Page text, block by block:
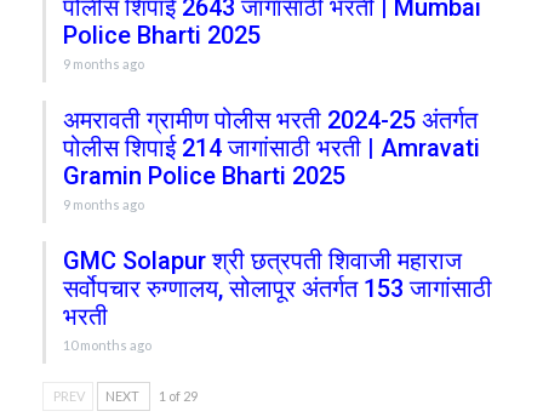
पोलीस शिपाई 2643 जागांसाठी भरती | Mumbai
Police Bharti 2025
9 months ago
अमरावती ग्रामीण पोलीस भरती 2024-25 अंतर्गत
पोलीस शिपाई 214 जागांसाठी भरती | Amravati
Gramin Police Bharti 2025
9 months ago
GMC Solapur श्री छत्रपती शिवाजी महाराज
सर्वोपचार रुग्णालय, सोलापूर अंतर्गत 153 जागांसाठी
भरती
10 months ago
PREV NEXT 1 of 29